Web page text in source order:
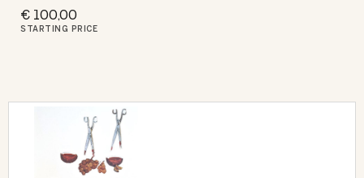
€ 100,00
STARTING PRICE